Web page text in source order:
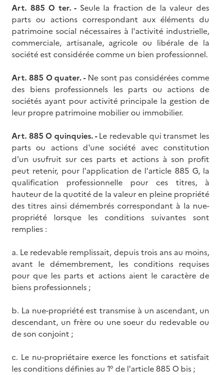
Art. 885 O ter. - Seule la fraction de la valeur des
parts ou actions correspondant aux éléments du
patrimoine social nécessaires à l'activité industrielle,
commerciale, artisanale, agricole ou libérale de la
société est considérée comme un bien professionnel.
Art. 885 O quater. - Ne sont pas considérées comme
des biens professionnels les parts ou actions de
sociétés ayant pour activité principale la gestion de
leur propre patrimoine mobilier ou immobilier.
Art. 885 O quinquies. - Le redevable qui transmet les
parts ou actions d'une société avec constitution
d'un usufruit sur ces parts et actions à son profit
peut retenir, pour l'application de l'article 885 G, la
qualification professionnelle pour ces titres, à
hauteur de la quotité de la valeur en pleine propriété
des titres ainsi démembrés correspondant à la nue-
propriété lorsque les conditions suivantes sont
remplies :
a. Le redevable remplissait, depuis trois ans au moins,
avant le démembrement, les conditions requises
pour que les parts et actions aient le caractère de
biens professionnels ;
b. La nue-propriété est transmise à un ascendant, un
descendant, un frère ou une soeur du redevable ou
de son conjoint ;
c. Le nu-propriétaire exerce les fonctions et satisfait
les conditions définies au 1° de l'article 885 O bis ;